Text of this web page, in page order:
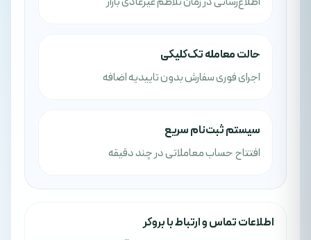
حالت معامله تک‌کلیکی
اجرای فوری سفارش بدون تاییدیه اضافه
سیستم ثبت‌نام سریع
افتتاح حساب معاملاتی در چند دقیقه
اطلاعات تماس و ارتباط با بروکر